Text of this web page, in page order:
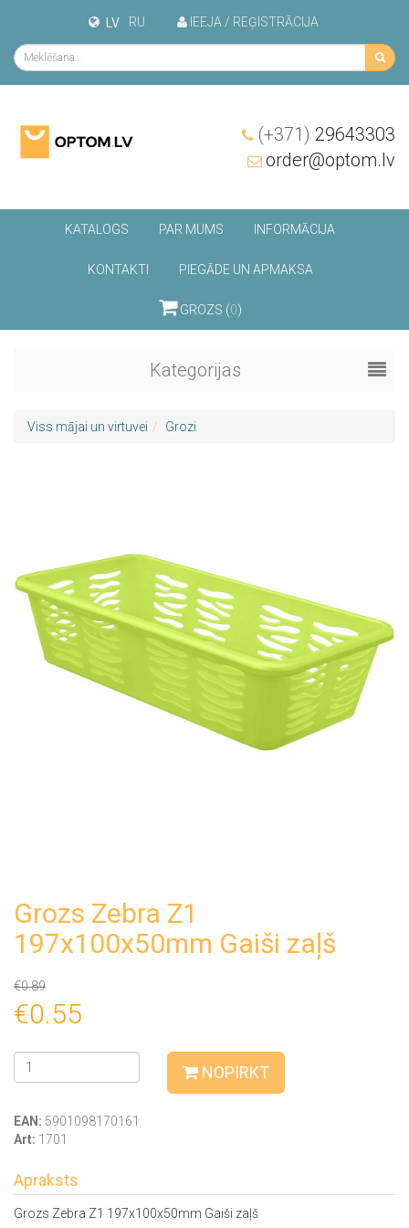
LV RU IEEJA / REĢISTRĀCIJA
(+371) 29643303
order@optom.lv
KATALOGS PAR MUMS INFORMĀCIJA
KONTAKTI PIEGĀDE UN APMAKSA
GROZS (0)
Kategorijas
Viss mājai un virtuvei Grozi
Grozs Zebra Z1
197x100x50mm Gaiši zaļš
€0.89
€0.55
NOPIRKT
EAN: 5901098170161
Art: 1701
Apraksts
Grozs Zebra Z1 197x100x50mm Gaiši zaļš